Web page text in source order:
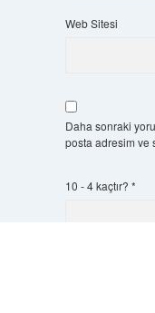
Web Sitesi
Daha sonraki
posta adresim ve
10 - 4 kaçtır? *